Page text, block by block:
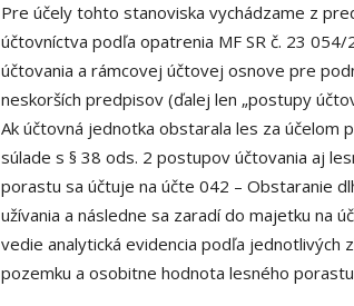
Pre účely tohto stanoviska vychádzame z
účtovníctva podľa opatrenia MF SR č. 23
účtovania a rámcovej účtovej osnove pre
neskorších predpisov (ďalej len „postupy
Ak účtovná jednotka obstarala les za účelom
súlade s § 38 ods. 2 postupov účtovania aj
porastu sa účtuje na účte 042 – Obstaranie
užívania a následne sa zaradí do majetku na
vedie analytická evidencia podľa
pozemku a osobitne hodnota lesného